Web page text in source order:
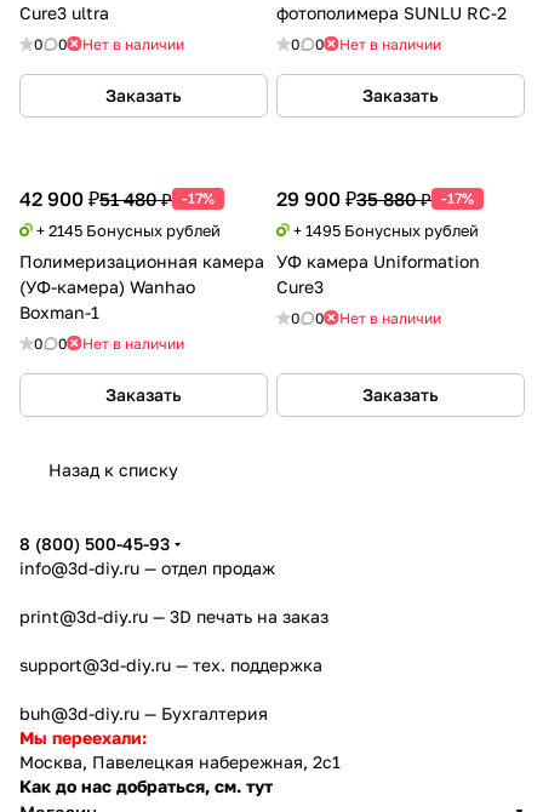
Cure3 ultra
0 0 Нет в наличии
Заказать
фотополимера SUNLU RC-2
0 0 Нет в наличии
Заказать
42 900 ₽51 480 ₽ -17%
+ 2145 Бонусных рублей
Полимеризационная камера
(УФ-камера) Wanhao
Boxman-1
0 0 Нет в наличии
Заказать
29 900 ₽35 880 ₽ -17%
+ 1495 Бонусных рублей
УФ камера Uniformation
Cure3
0 0 Нет в наличии
Заказать
Назад к списку
8 (800) 500-45-93
info@3d-diy.ru — отдел продаж
print@3d-diy.ru — 3D печать на заказ
support@3d-diy.ru — тех. поддержка
buh@3d-diy.ru — Бухгалтерия
Мы переехали:
Москва, Павелецкая набережная, 2с1
Как до нас добраться, см. тут